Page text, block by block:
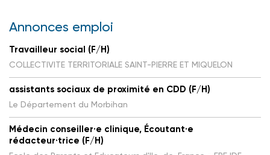
Annonces emploi
Travailleur social (F/H)
COLLECTIVITE TERRITORIALE SAINT-PIERRE ET MIQUELON
assistants sociaux de proximité en CDD (F/H)
Le Département du Morbihan
Médecin conseiller·e clinique, Écoutant·e
rédacteur·trice (F/H)